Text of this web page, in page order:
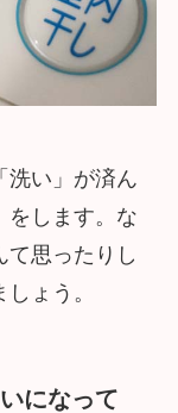
洗い」が済ん
をします。な
て思ったりし
ょう。
になって